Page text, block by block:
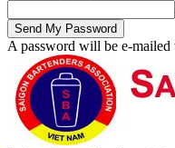
A password will be e-mailed